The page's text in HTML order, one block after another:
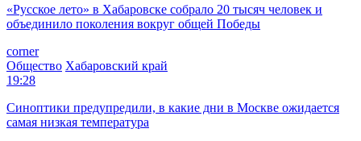
«Русское лето» в Хабаровске собрало 20 тысяч человек и
объединило поколения вокруг общей Победы
corner
Общество Хабаровский край
19:28
Синоптики предупредили, в какие дни в Москве ожидается
самая низкая температура